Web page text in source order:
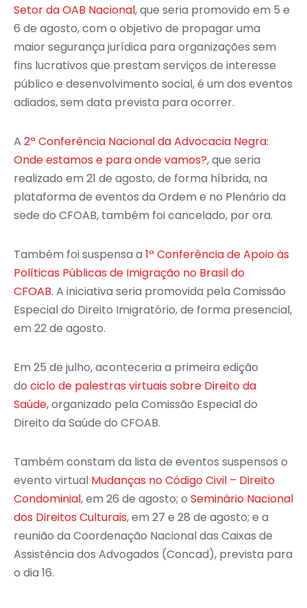
Setor da OAB Nacional, que seria promovido em 5 e
6 de agosto, com o objetivo de propagar uma
maior segurança jurídica para organizações sem
fins lucrativos que prestam serviços de interesse
público e desenvolvimento social, é um dos eventos
adiados, sem data prevista para ocorrer.
A 2ª Conferência Nacional da Advocacia Negra:
Onde estamos e para onde vamos?, que seria
realizado em 21 de agosto, de forma híbrida, na
plataforma de eventos da Ordem e no Plenário da
sede do CFOAB, também foi cancelado, por ora.
Também foi suspensa a 1ª Conferência de Apoio às
Políticas Públicas de Imigração no Brasil do
CFOAB. A iniciativa seria promovida pela Comissão
Especial do Direito Imigratório, de forma presencial,
em 22 de agosto.
Em 25 de julho, aconteceria a primeira edição
do ciclo de palestras virtuais sobre Direito da
Saúde, organizado pela Comissão Especial do
Direito da Saúde do CFOAB.
Também constam da lista de eventos suspensos o
evento virtual Mudanças no Código Civil – Direito
Condominial, em 26 de agosto; o Seminário Nacional
dos Direitos Culturais, em 27 e 28 de agosto; e a
reunião da Coordenação Nacional das Caixas de
Assistência dos Advogados (Concad), prevista para
o dia 16.